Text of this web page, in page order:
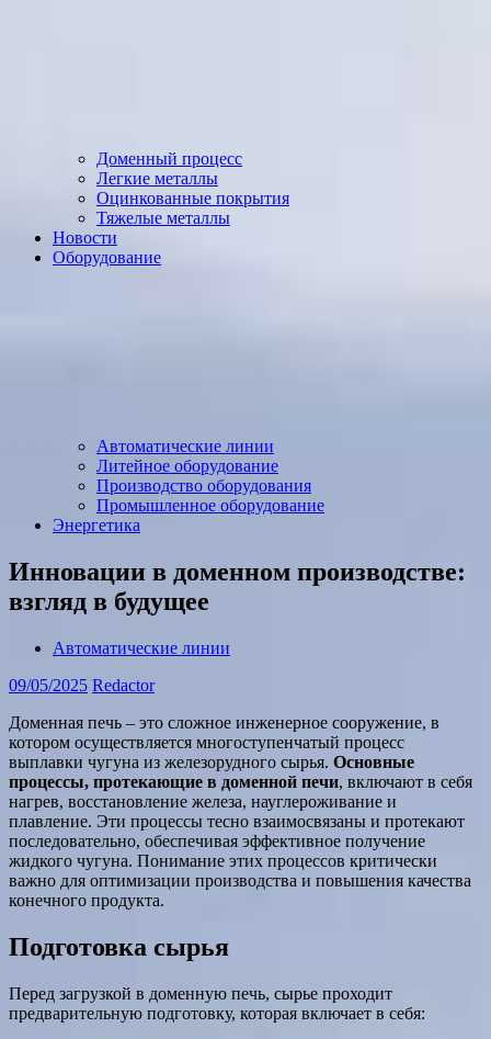
Доменный процесс
Легкие металлы
Оцинкованные покрытия
Тяжелые металлы
Новости
Оборудование
Автоматические линии
Литейное оборудование
Производство оборудования
Промышленное оборудование
Энергетика
Инновации в доменном производстве:
взгляд в будущее
Автоматические линии
09/05/2025 Redactor
Доменная печь – это сложное инженерное сооружение, в
котором осуществляется многоступенчатый процесс
выплавки чугуна из железорудного сырья. Основные
процессы, протекающие в доменной печи, включают в себя
нагрев, восстановление железа, науглероживание и
плавление. Эти процессы тесно взаимосвязаны и протекают
последовательно, обеспечивая эффективное получение
жидкого чугуна. Понимание этих процессов критически
важно для оптимизации производства и повышения качества
конечного продукта.
Подготовка сырья
Перед загрузкой в доменную печь, сырье проходит
предварительную подготовку, которая включает в себя: